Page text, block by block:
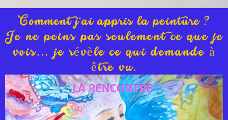
Comment j'ai appris la peinture ?
Je ne peins pas seulement ce que je
vois… je révèle ce qui demande à
être vu.